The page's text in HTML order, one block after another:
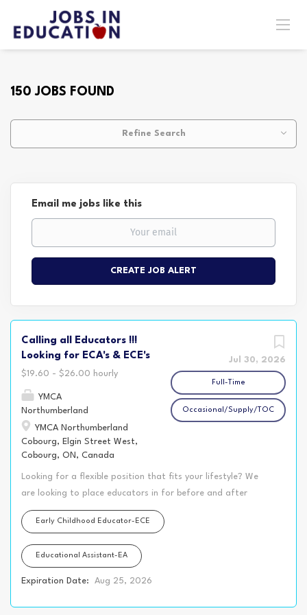
150 JOBS FOUND
Refine Search
Email me jobs like this
Jul 30, 2026
Full-Time
Occasional/Supply/TOC
Calling all Educators !!!
Looking for ECA's & ECE's
$19.60 - $26.00 hourly
YMCA
Northumberland
YMCA Northumberland
Cobourg, Elgin Street West,
Cobourg, ON, Canada
Looking for a flexible position that fits your lifestyle? We
are looking to place educators in for before and after
positions for September 2026 ! Whether you’re attending
school, balancing a second job, raising a family, or simply
looking for a schedule that gives you more freedom during
the day, the YMCA Northumberland may have the perfect
opportunity for you! Our Before and After School
positions working with kindergarten and school-age children
Early Childhood Educator-ECE
Educational Assistant-EA
Expiration Date: Aug 25, 2026